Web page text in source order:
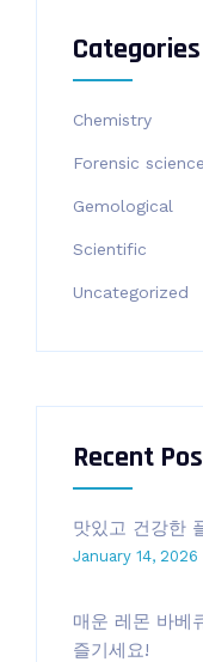
Categories
Chemistry
Forensic science
Gemological
Scientific
Uncategorized
Recent
맛있고 건강한
January 14, 2026
매운 레몬 바베
즐기세요!